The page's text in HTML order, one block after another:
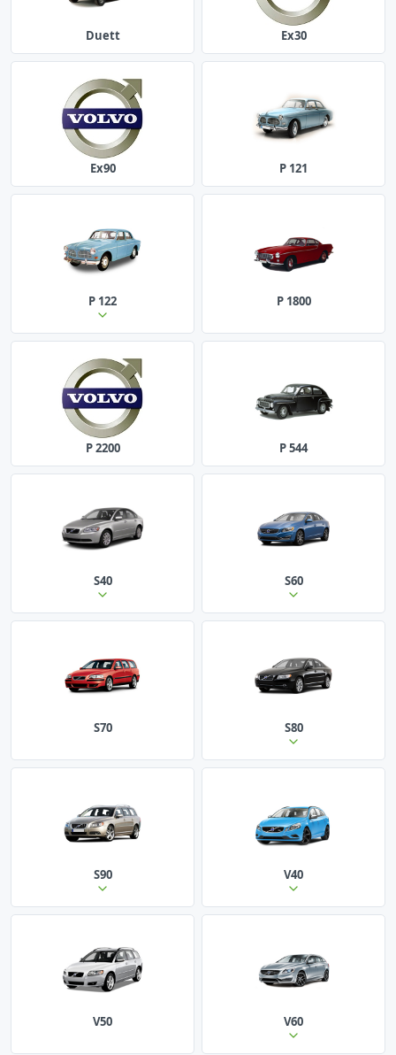
Duett Ex30
Ex90 P 121
P 122 P 1800
P 2200 P 544
S40 S60
S70 S80
S90 V40
V50 V60